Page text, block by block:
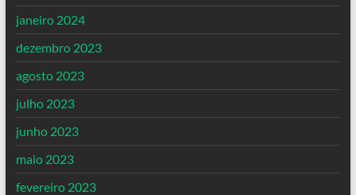
janeiro 2024
dezembro 2023
agosto 2023
julho 2023
junho 2023
maio 2023
fevereiro 2023